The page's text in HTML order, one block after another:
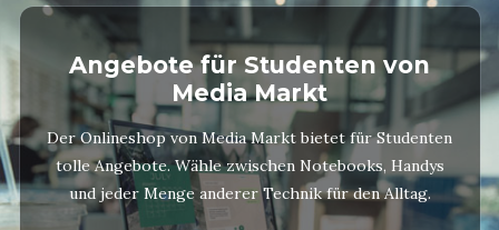
Angebote für Studenten von
Media Markt
Der Onlineshop von Media Markt bietet für Studenten
tolle Angebote. Wähle zwischen Notebooks, Handys
und jeder Menge anderer Technik für den Alltag.